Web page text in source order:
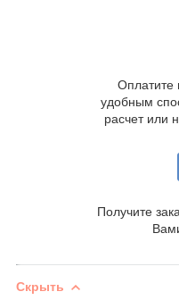
Оплатите
удобным
расчет или
Получите
Скрыть